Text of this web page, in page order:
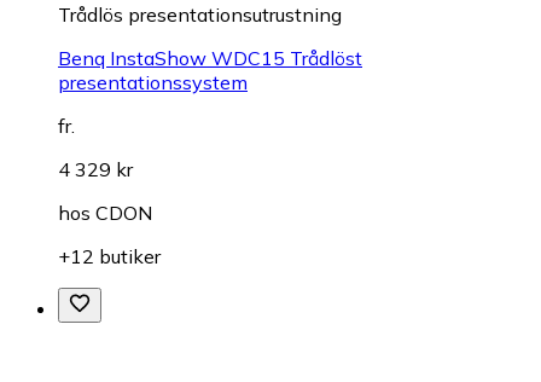
Trådlös presentationsutrustning
Benq InstaShow WDC15 Trådlöst
presentationssystem
fr.
4 329 kr
hos CDON
+12 butiker